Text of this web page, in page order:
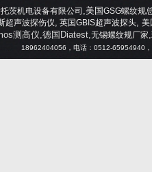
茨机电设备有限公司 ,美国GSG螺纹规
超声波探伤仪, 英国GBIS超声波探头, 美
测高仪,德国Diatest,无锡螺纹规厂家,
18962404056 ，电话：0512-65954940